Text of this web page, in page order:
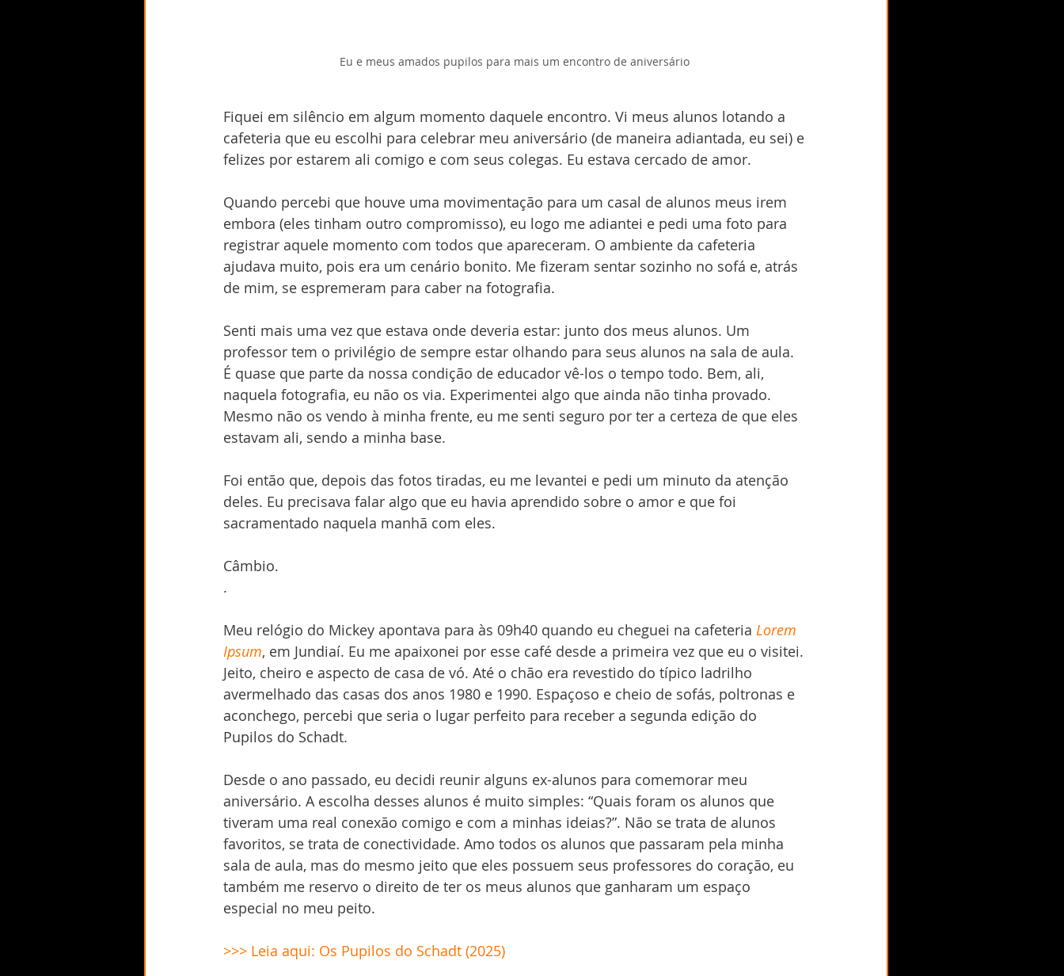
Eu e meus amados pupilos para mais um encontro de aniversário
Fiquei em silêncio em algum momento daquele encontro. Vi meus alunos lotando a
cafeteria que eu escolhi para celebrar meu aniversário (de maneira adiantada, eu sei) e
felizes por estarem ali comigo e com seus colegas. Eu estava cercado de amor.
Quando percebi que houve uma movimentação para um casal de alunos meus irem
embora (eles tinham outro compromisso), eu logo me adiantei e pedi uma foto para
registrar aquele momento com todos que apareceram. O ambiente da cafeteria
ajudava muito, pois era um cenário bonito. Me fizeram sentar sozinho no sofá e, atrás
de mim, se espremeram para caber na fotografia.
Senti mais uma vez que estava onde deveria estar: junto dos meus alunos. Um
professor tem o privilégio de sempre estar olhando para seus alunos na sala de aula.
É quase que parte da nossa condição de educador vê-los o tempo todo. Bem, ali,
naquela fotografia, eu não os via. Experimentei algo que ainda não tinha provado.
Mesmo não os vendo à minha frente, eu me senti seguro por ter a certeza de que eles
estavam ali, sendo a minha base.
Foi então que, depois das fotos tiradas, eu me levantei e pedi um minuto da atenção
deles. Eu precisava falar algo que eu havia aprendido sobre o amor e que foi
sacramentado naquela manhã com eles.
Câmbio.
.
Meu relógio do Mickey apontava para às 09h40 quando eu cheguei na cafeteria Lorem
Ipsum, em Jundiaí. Eu me apaixonei por esse café desde a primeira vez que eu o visitei.
Jeito, cheiro e aspecto de casa de vó. Até o chão era revestido do típico ladrilho
avermelhado das casas dos anos 1980 e 1990. Espaçoso e cheio de sofás, poltronas e
aconchego, percebi que seria o lugar perfeito para receber a segunda edição do
Pupilos do Schadt.
Desde o ano passado, eu decidi reunir alguns ex-alunos para comemorar meu
aniversário. A escolha desses alunos é muito simples: “Quais foram os alunos que
tiveram uma real conexão comigo e com a minhas ideias?”. Não se trata de alunos
favoritos, se trata de conectividade. Amo todos os alunos que passaram pela minha
sala de aula, mas do mesmo jeito que eles possuem seus professores do coração, eu
também me reservo o direito de ter os meus alunos que ganharam um espaço
especial no meu peito.
>>> Leia aqui: Os Pupilos do Schadt (2025)